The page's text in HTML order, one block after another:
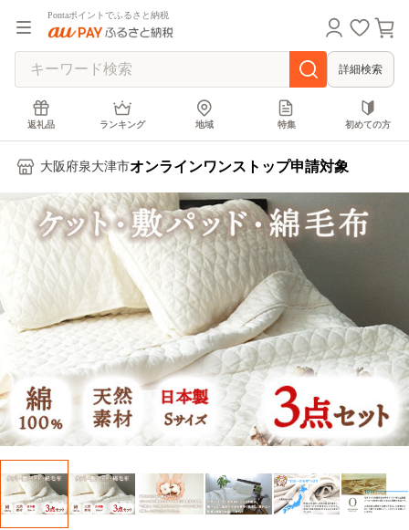
Pontaポイントでふるさと納税
詳細検索
返礼品 ランキング 地域 特集 初めての方
大阪府泉大津市オンラインワンストップ申請対象